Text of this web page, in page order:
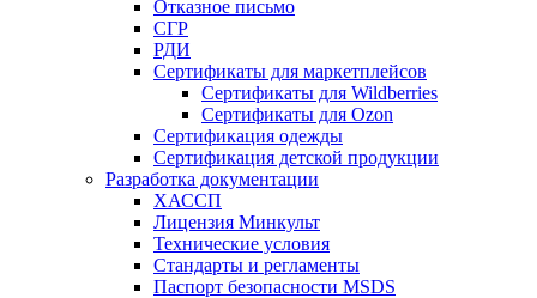
Отказное письмо
СГР
РДИ
Сертификаты для маркетплейсов
Сертификаты для Wildberries
Сертификаты для Ozon
Сертификация одежды
Сертификация детской продукции
Разработка документации
ХАССП
Лицензия Минкульт
Технические условия
Стандарты и регламенты
Паспорт безопасности MSDS